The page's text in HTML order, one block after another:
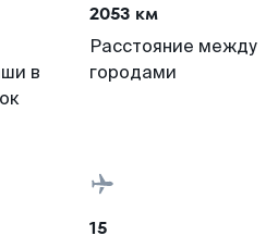
в
2053 км
Расстояние между
городами
15